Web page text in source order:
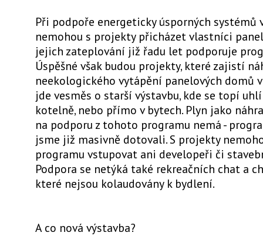
Při podpoře energeticky úsporných systémů
nemohou s projekty přicházet vlastníci
jejich zateplování již řadu let podporuje
Úspěšné však budou projekty, které zajistí
neekologického vytápění panelových domů
jde vesměs o starší výstavbu, kde se topí
kotelně, nebo přímo v bytech. Plyn jako
na podporu z tohoto programu nemá -
jsme již masivně dotovali. S projekty
programu vstupovat ani developeři či
Podpora se netýká také rekreačních chat a
které nejsou kolaudovány k bydlení.
A co nová výstavba?